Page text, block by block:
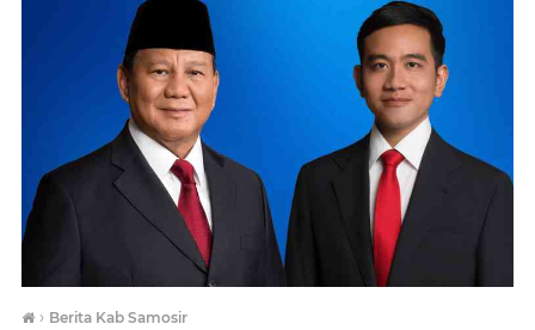
› Berita Kab Samosir